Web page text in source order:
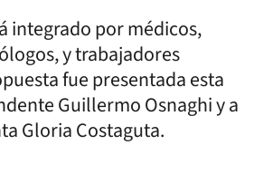
integrado por médicos,
y trabajadores
fue presentada esta
Guillermo Osnaghi y a
Gloria Costaguta.